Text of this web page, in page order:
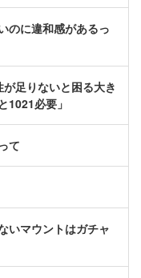
のに違和感があるっ
足りないと困る大き
1021必要」
て
いマウントはガチャ